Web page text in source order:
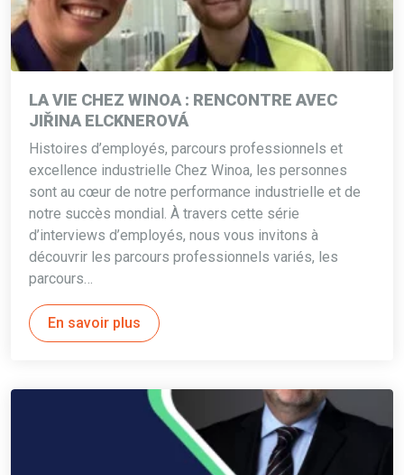
LA VIE CHEZ WINOA : RENCONTRE AVEC
JIŘINA ELCKNEROVÁ
Histoires d’employés, parcours professionnels et
excellence industrielle Chez Winoa, les personnes
sont au cœur de notre performance industrielle et de
notre succès mondial. À travers cette série
d’interviews d’employés, nous vous invitons à
découvrir les parcours professionnels variés, les
parcours…
En savoir plus